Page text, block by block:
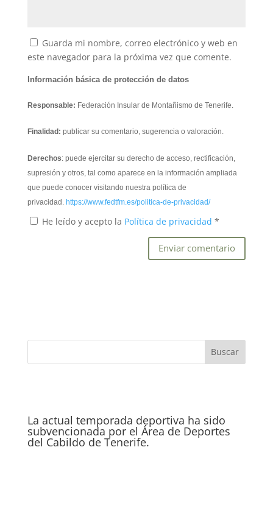
Guarda mi nombre, correo electrónico y web en
este navegador para la próxima vez que comente.
Información básica de protección de datos
Responsable: Federación Insular de Montañismo de Tenerife.
Finalidad: publicar su comentario, sugerencia o valoración.
Derechos: puede ejercitar su derecho de acceso, rectificación,
supresión y otros, tal como aparece en la información ampliada
que puede conocer visitando nuestra política de
privacidad. https://www.fedtfm.es/politica-de-privacidad/
He leído y acepto la Política de privacidad *
La actual temporada deportiva ha sido
subvencionada por el Área de Deportes
del Cabildo de Tenerife.